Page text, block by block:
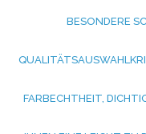
ESONDERE
ARBECHTHEIT,